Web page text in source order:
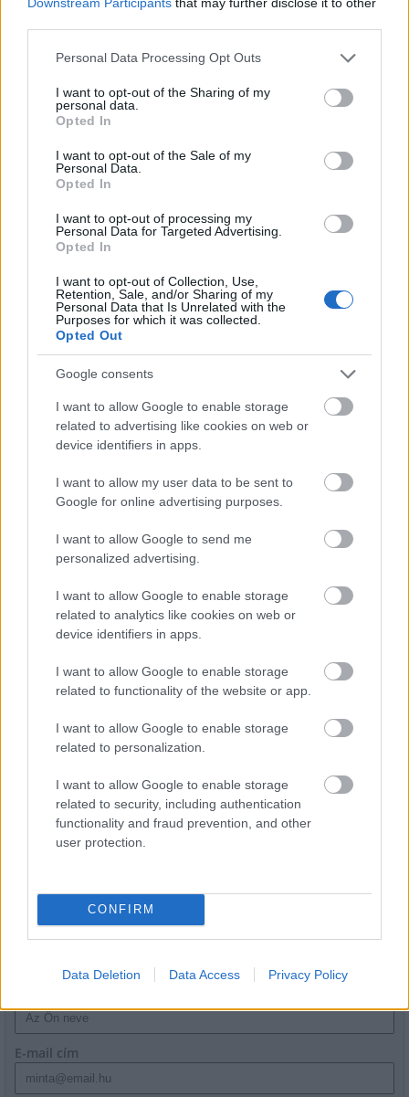
Please note that this website/app uses one or more Google
not limited to your visit or usage behaviour. You may click to
grant or deny consent to Google and its third-party tags to
use your data for below specified purposes in below Google
consent section.
Personal Data Processing Opt Outs
I want to opt-out of the Sharing of my
personal data.
Opted In
I want to opt-out of the Sale of my
Personal Data.
Opted In
I want to opt-out of processing my
Personal Data for Targeted Advertising.
Opted In
I want to opt-out of Collection, Use,
Retention, Sale, and/or Sharing of my
Personal Data that Is Unrelated with the
Purposes for which it was collected.
Opted Out
Google consents
I want to allow Google to enable storage
related to advertising like cookies on web or
device identifiers in apps.
I want to allow my user data to be sent to
Google for online advertising purposes.
I want to allow Google to send me
personalized advertising.
I want to allow Google to enable storage
related to analytics like cookies on web or
device identifiers in apps.
I want to allow Google to enable storage
related to functionality of the website or app.
I want to allow Google to enable storage
related to personalization.
I want to allow Google to enable storage
related to security, including authentication
functionality and fraud prevention, and other
user protection.
CONFIRM
Data Deletion Data Access Privacy Policy
MAGYAR ÉPÍTŐK
HE-DO BKK KM Építő Kft. Főmterv Mérnöki Tervező Zrt.
Látványos építési szakasz indult be a Flórián téri
felüljárón
A tartós nyári hőség jelentős kihívás elé állítja a KM Építőt,
ennek ellenére folyamatosan halad az aszfaltozás.
Paks II.: Mit jelent az 5. blokk új
mérföldköve a felülvizsgálat
Elkészült a Liszt Ferenc repülőtér
közelében lévő logisztikai bázis út- és
közműhálózatának fejlesztése
Látlelet a hazai víziközművekről?
múlt Bicske vízellátása
Épített öröksége megújításával is készül
Mohács a csata ötszázadik
évfordulójára
HÍRLEVÉL
E-mail cím